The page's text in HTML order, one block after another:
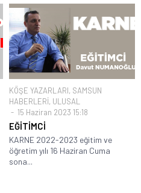
KÖŞE YAZARLARI, SAMSUN
HABERLERİ, ULUSAL
15 Haziran 2023 15:18
EĞİTİMCİ
KARNE 2022-2023 eğitim ve
öğretim yılı 16 Haziran Cuma
sona...